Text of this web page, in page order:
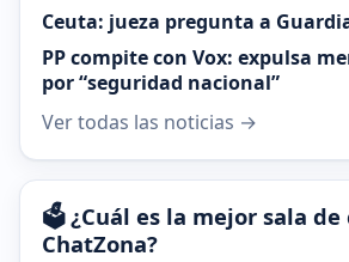
Ceuta: jueza pregunta a
PP compite con Vox: expulsa
por “seguridad nacional”
Ver todas las noticias →
🗳️ ¿Cuál es la mejor sala de
ChatZona?